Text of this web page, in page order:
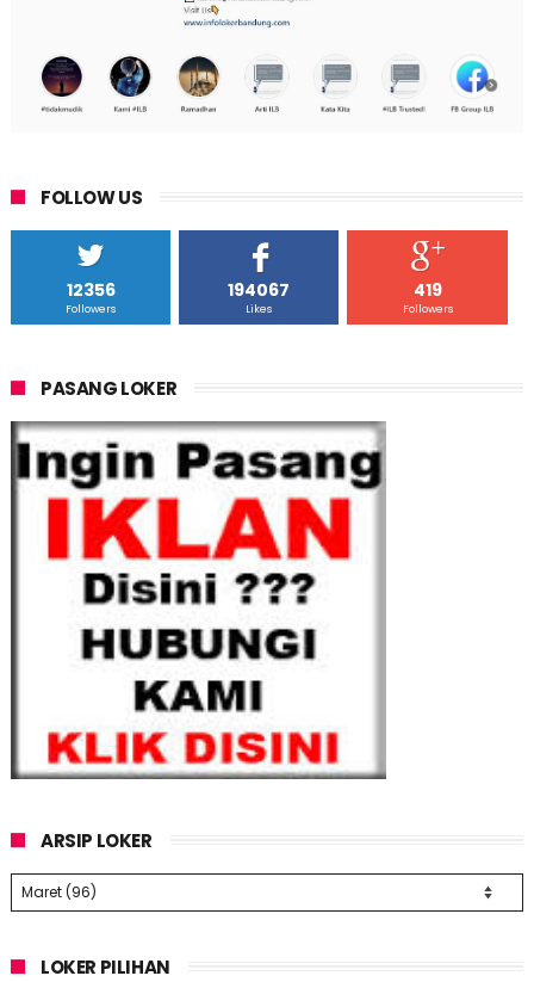
FOLLOW US
12356
Followers
194067
Likes
419
Followers
PASANG LOKER
ARSIP LOKER
LOKER PILIHAN